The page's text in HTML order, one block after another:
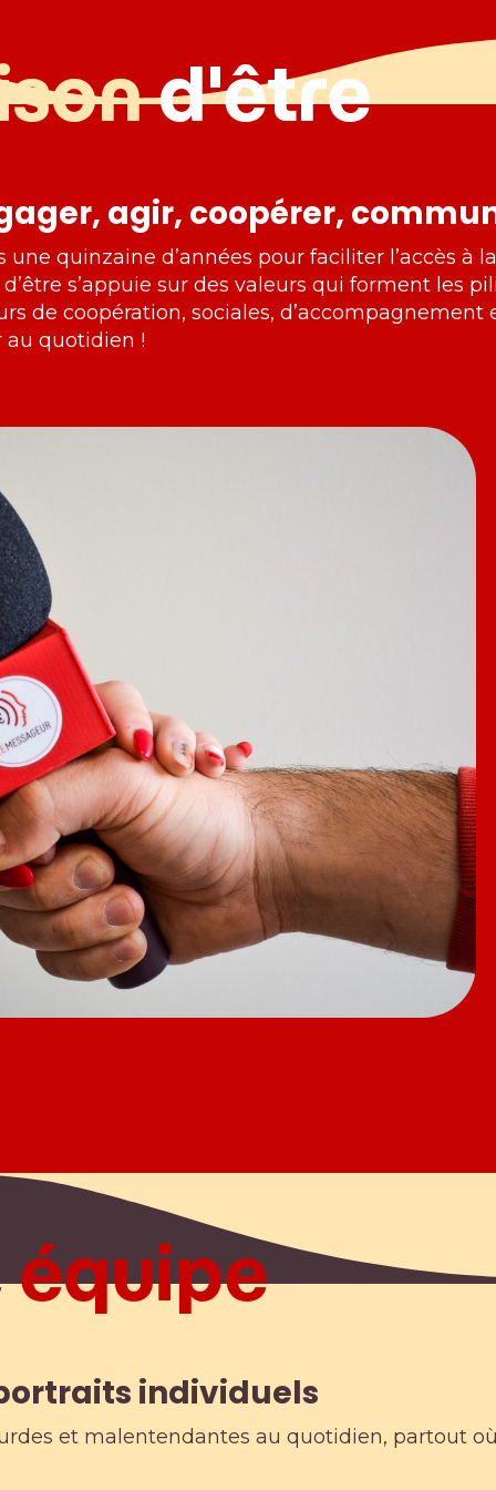
d'être
agir, coopérer,
quinzaine d’années pour faciliter l’accès à
s’appuie sur des valeurs qui forment les
de coopération, sociales,
au quotidien !
équipe
individuels
et malentendantes au quotidien, partout